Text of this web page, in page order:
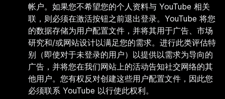
帐户。如果您不希望您的个人资料与 YouTube 相关
联，则必须在激活按钮之前退出登录。YouTube 将您
的数据存储为用户配置文件，并将其用于广告、市场
研究和/或网站设计以满足您的需求。进行此类评估特
别（即使对于未登录的用户）以提供以需求为导向的
广告，并将您在我们网站上的活动告知社交网络的其
他用户。您有权反对创建这些用户配置文件，因此您
必须联系 YouTube 以行使此权利。